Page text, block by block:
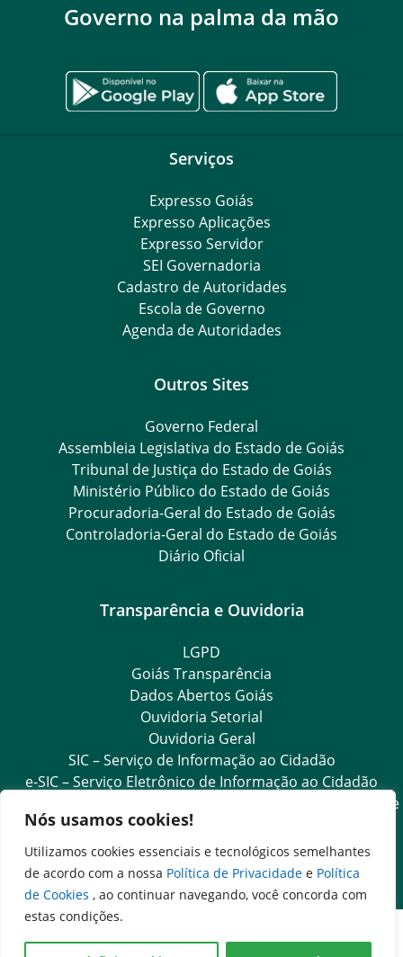
Nós usamos cookies!
Utilizamos cookies essenciais e tecnológicos semelhantes
de acordo com a nossa Política de Privacidade e Política
de Cookies , ao continuar navegando, você concorda com
estas condições.
Governo na palma da mão
Serviços
Expresso Goiás
Expresso Aplicações
Expresso Servidor
SEI Governadoria
Cadastro de Autoridades
Escola de Governo
Agenda de Autoridades
Outros Sites
Governo Federal
Assembleia Legislativa do Estado de Goiás
Tribunal de Justiça do Estado de Goiás
Ministério Público do Estado de Goiás
Procuradoria-Geral do Estado de Goiás
Controladoria-Geral do Estado de Goiás
Diário Oficial
Transparência e Ouvidoria
LGPD
Goiás Transparência
Dados Abertos Goiás
Ouvidoria Setorial
Ouvidoria Geral
SIC – Serviço de Informação ao Cidadão
e-SIC – Serviço Eletrônico de Informação ao Cidadão
Acesso às Informações das Organizações Sociais de Saúde
e Sociedade Civil
Ouvidoria Setorial (Expresso)
Ouvidoria Setorial (Presencial)